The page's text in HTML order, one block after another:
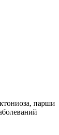
парши